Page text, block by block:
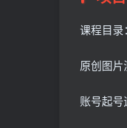
课程目录：
原创图
账号起